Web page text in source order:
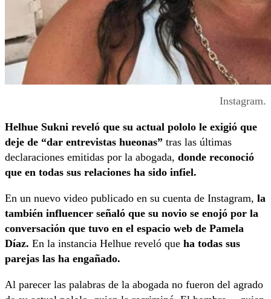
Instagram.
Helhue Sukni reveló que su actual pololo le exigió que
deje de “dar entrevistas hueonas” tras las últimas
declaraciones emitidas por la abogada, donde reconoció
que en todas sus relaciones ha sido infiel.
En un nuevo video publicado en su cuenta de Instagram, la
también influencer señaló que su novio se enojó por la
conversación que tuvo en el espacio web de Pamela
Díaz. En la instancia Helhue reveló que ha todas sus
parejas las ha engañado.
Al parecer las palabras de la abogada no fueron del agrado